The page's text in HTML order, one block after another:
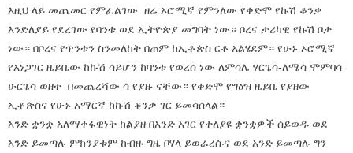
እዚህ ላይ መጨመር የምፈልገው ዘሬ ኦሮሚኛ የምንለው የቀድሞ የኩሽ ቆንቃ
እንድለያይ የደረገው የባንቱ ወደ ኢትዮጵያ መግባት ነው። ቦረና ታሪካዊ የኩሽ ቦታ
ነው። በቦረና የጥንቱን ስንመለከት በጠም ከኢቶጵስ ርቆ አልሄደም። የሁኑ ኦሮሚኛ
የአነጋገር ዜይቤው ከኩሽ ሳይሆን ከባንቱ የወረሰ ነው ለምሳሌ ሃርጌሳ-ለሜሳ ሞምባሳ
ሁርጌሳ ወዘተ በመጨረሻው ሳ የያዙ ናቸው። የቀድሞ የግዕዝ ዜይቤ የያዘው
ኢቶጵስና የሁኑ አማርኛ ከኩሽ ቆንቃ ገር ይመሳሰላል።
አንድ ቋንቋ አለማቀፋዊነት ከልያዘ በአንድ አገር የተለያዩ ቋንቋዎች ሰይወዱ ወደ
አንድ ይመጣሉ ምክንያቱም ከብዙ ግዜ ቦሃላ ይወራረሱና ወደ አንድ ይመጣሉ ግን